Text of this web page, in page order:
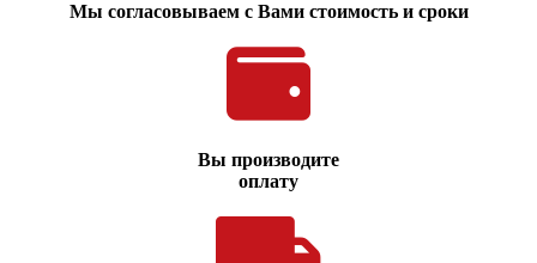
Мы согласовываем с Вами стоимость и сроки
Вы производите
оплату